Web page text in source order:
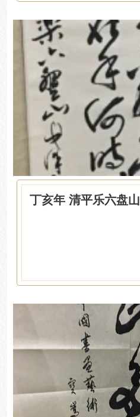
丁亥年 清平乐六盘山